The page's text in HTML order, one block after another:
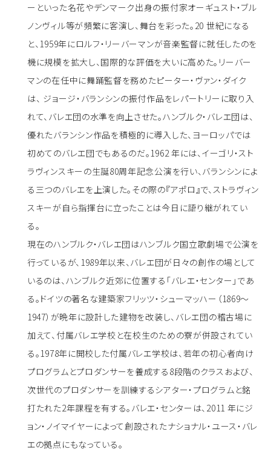
ーといった名花やデンマーク出身の振付家オーギュスト・ブル
ノンヴィル等が頻繁に客演し、舞台を彩った。20 世紀になる
と、1959年にロルフ・リーバーマンが音楽監督に就任したのを
機に規模を拡大し、国際的な評価を大いに高めた。リーバー
マンの在任中に舞踊監督を務めたピーター・ヴァン・ダイク
は、 ジョージ・バランシンの振付作品をレパートリーに取り入
れて、バレエ団の水準を向上させた。ハンブルク・バレエ団は、
優れたバランシン作品を積極的に導入した、ヨーロッパでは
初めてのバレエ団でもあるのだ。1962 年には、イーゴリ・スト
ラヴィンスキーの生誕80周年記念公演を行い、バランシンによ
る三つのバレエを上演した。その際の『アポロ』で、ストラヴィン
スキーが自ら指揮台に立ったことは今日に語り継がれてい
る。
現在のハンブルク・バレエ団はハンブルク国立歌劇場で公演を
行っているが、1989年以来、バレエ団が日々の創作の場として
いるのは、ハンブルク近郊に位置する「バレエ・センター」であ
る。ドイツの著名な建築家フリッツ・シューマッハー（1869〜
1947）が晩年に設計した建物を改装し、バレエ団の稽古場に
加えて、付属バレエ学校と在校生のための寮が併設されてい
る。1978年に開校した付属バレエ学校は、若年の初心者向け
プログラムとプロダンサーを養成する8段階のクラスおよび、
次世代のプロダンサーを訓練するシアター・プログラムと銘
打たれた2年課程を有する。バレエ・センターは、2011 年にジ
ョン・ノイマイヤーによって創設されたナショナル・ユース・バレ
エの拠点にもなっている。